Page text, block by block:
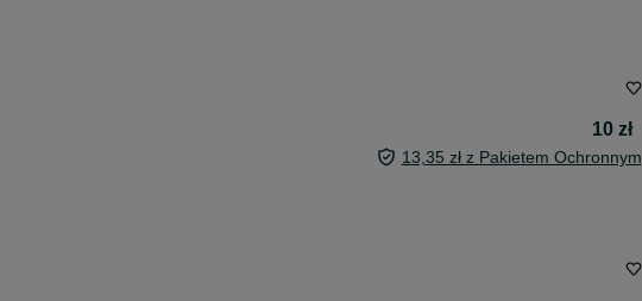
10 zł
13,35 zł z Pakietem Ochronnym